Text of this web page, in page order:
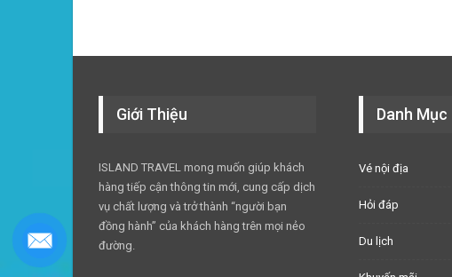
Giới Thiệu
ISLAND TRAVEL mong muốn giúp khách
hàng tiếp cận thông tin mới, cung cấp dịch
vụ chất lượng và trở thành “người bạn
đồng hành” của khách hàng trên mọi nẻo
đường.
Danh Mục
Vé nội địa
Hỏi đáp
Du lịch